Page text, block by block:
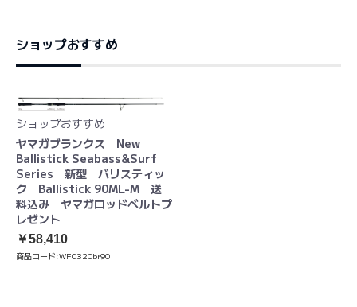
ショップおすすめ
ショップおすすめ
ヤマガブランクス New
Ballistick Seabass&Surf
Series 新型 バリスティッ
ク Ballistick 90ML-M 送
料込み ヤマガロッドベルトプ
レゼント
￥58,410
商品コード:WF0320br90